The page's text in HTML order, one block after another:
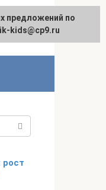
рост
предложений по
kids@cp9.ru